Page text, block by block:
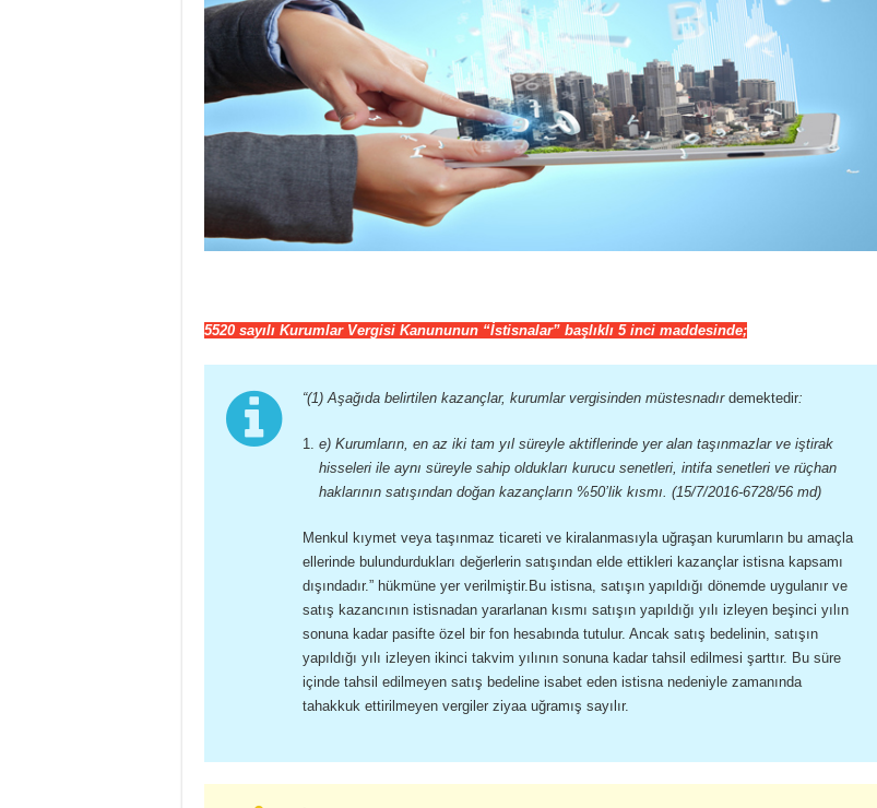
5520 sayılı Kurumlar Vergisi Kanununun “İstisnalar” başlıklı 5 inci maddesinde;
“(1) Aşağıda belirtilen kazançlar, kurumlar vergisinden müstesnadır demektedir:
e) Kurumların, en az iki tam yıl süreyle aktiflerinde yer alan taşınmazlar ve iştirak
hisseleri ile aynı süreyle sahip oldukları kurucu senetleri, intifa senetleri ve rüçhan
haklarının satışından doğan kazançların %50’lik kısmı. (15/7/2016-6728/56 md)
Menkul kıymet veya taşınmaz ticareti ve kiralanmasıyla uğraşan kurumların bu amaçla
ellerinde bulundurdukları değerlerin satışından elde ettikleri kazançlar istisna kapsamı
dışındadır.” hükmüne yer verilmiştir.Bu istisna, satışın yapıldığı dönemde uygulanır ve
satış kazancının istisnadan yararlanan kısmı satışın yapıldığı yılı izleyen beşinci yılın
sonuna kadar pasifte özel bir fon hesabında tutulur. Ancak satış bedelinin, satışın
yapıldığı yılı izleyen ikinci takvim yılının sonuna kadar tahsil edilmesi şarttır. Bu süre
içinde tahsil edilmeyen satış bedeline isabet eden istisna nedeniyle zamanında
tahakkuk ettirilmeyen vergiler ziyaa uğramış sayılır.